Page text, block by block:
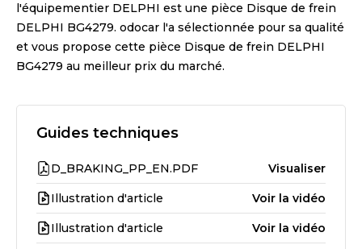
l'équipementier DELPHI est une pièce Disque de frein
DELPHI BG4279. odocar l'a sélectionnée pour sa qualité
et vous propose cette pièce Disque de frein DELPHI
BG4279 au meilleur prix du marché.
Guides techniques
D_BRAKING_PP_EN.PDF Visualiser
Illustration d'article Voir la vidéo
Illustration d'article Voir la vidéo